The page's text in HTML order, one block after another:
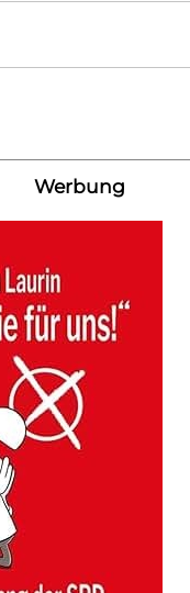
Werbung